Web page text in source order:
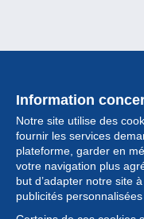
Information
Notre site utilise des
fournir les services
plateforme, garder en
votre navigation plus
but d’adapter notre site
publicités
Collection